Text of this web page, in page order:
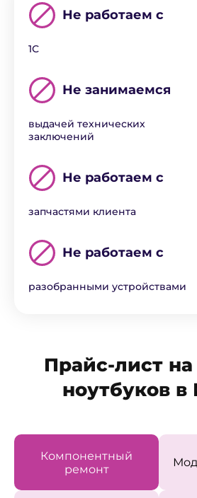
Не работаем с
1С
Не занимаемся
выдачей технических
заключений
Не работаем с
запчастями клиента
Не работаем с
разобранными устройствами
Прайс-лист
ноутбуков
Компонентный
ремонт